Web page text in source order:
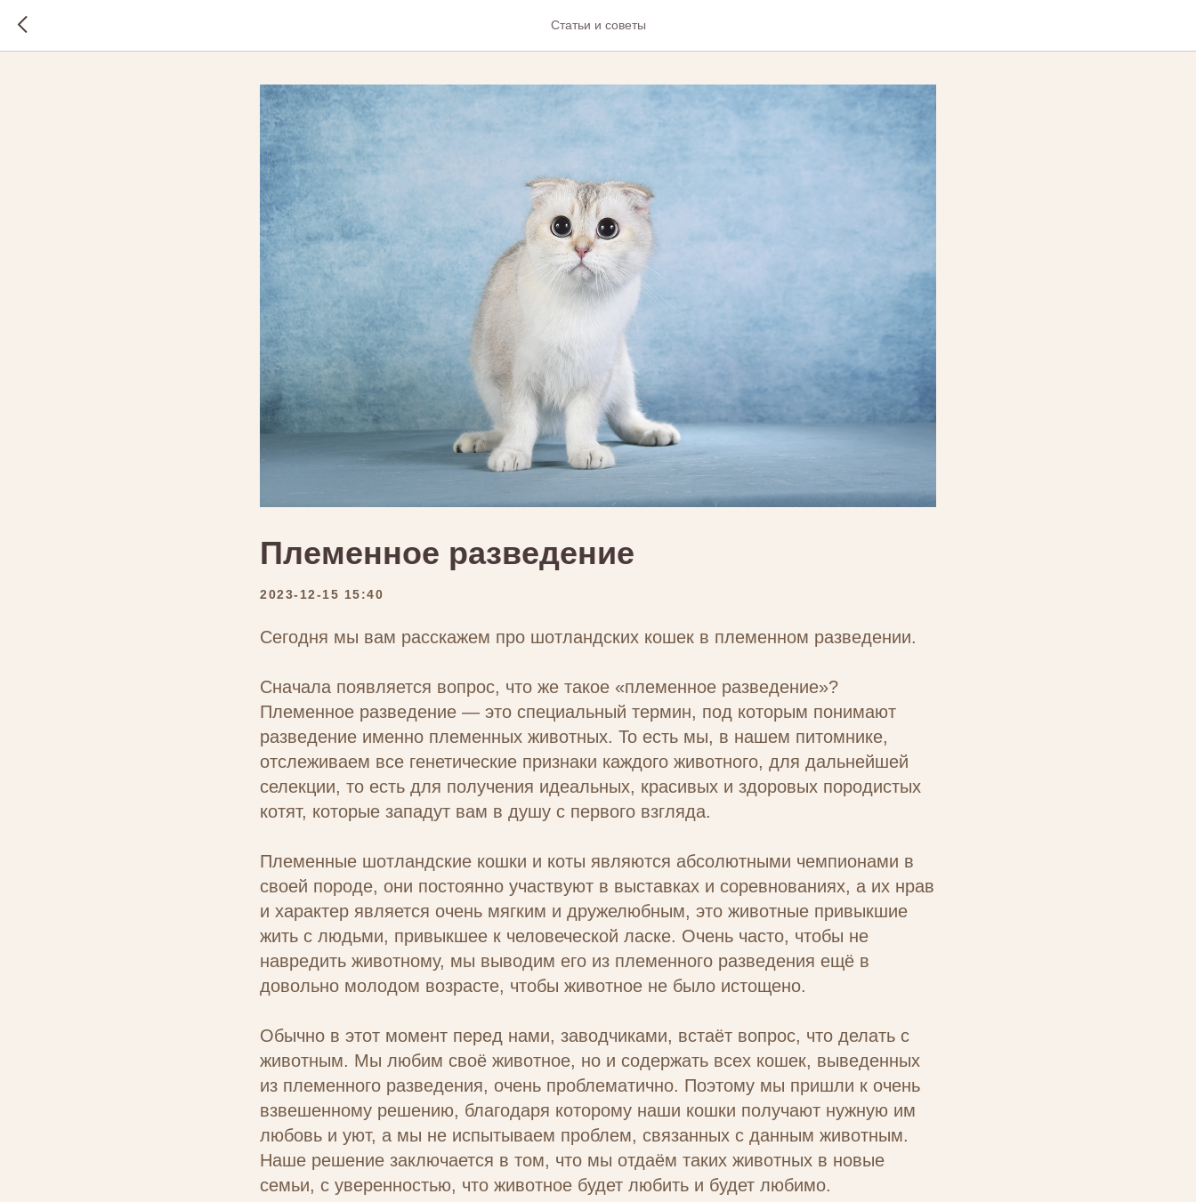
Статьи и советы
Племенное разведение
2023-12-15 15:40
Сегодня мы вам расскажем про шотландских кошек в племенном разведении.
Сначала появляется вопрос, что же такое «племенное разведение»?
Племенное разведение — это специальный термин, под которым понимают
разведение именно племенных животных. То есть мы, в нашем питомнике,
отслеживаем все генетические признаки каждого животного, для дальнейшей
селекции, то есть для получения идеальных, красивых и здоровых породистых
котят, которые западут вам в душу с первого взгляда.
Племенные шотландские кошки и коты являются абсолютными чемпионами в
своей породе, они постоянно участвуют в выставках и соревнованиях, а их нрав
и характер является очень мягким и дружелюбным, это животные привыкшие
жить с людьми, привыкшее к человеческой ласке. Очень часто, чтобы не
навредить животному, мы выводим его из племенного разведения ещё в
довольно молодом возрасте, чтобы животное не было истощено.
Обычно в этот момент перед нами, заводчиками, встаёт вопрос, что делать с
животным. Мы любим своё животное, но и содержать всех кошек, выведенных
из племенного разведения, очень проблематично. Поэтому мы пришли к очень
взвешенному решению, благодаря которому наши кошки получают нужную им
любовь и уют, а мы не испытываем проблем, связанных с данным животным.
Наше решение заключается в том, что мы отдаём таких животных в новые
семьи, с уверенностью, что животное будет любить и будет любимо.